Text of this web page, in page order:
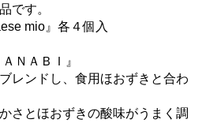
です。
mio』各４個入
ＮＡＢＩ』
レンドし、食用ほおずきと合わ
さとほおずきの酸味がうまく調